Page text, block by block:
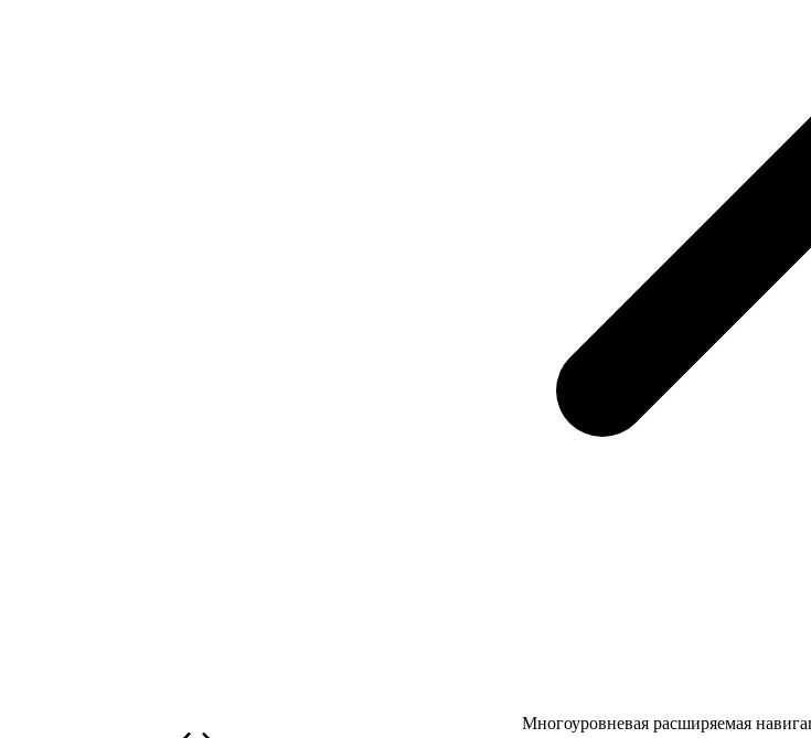
Многоуровневая расширяемая